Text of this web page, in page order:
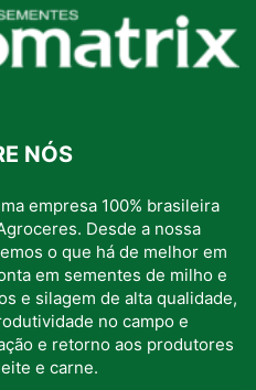
NÓS
empresa 100% brasileira
Desde a nossa
o que há de melhor em
em sementes de milho e
e silagem de alta qualidade,
no campo e
e retorno aos produtores
e carne.